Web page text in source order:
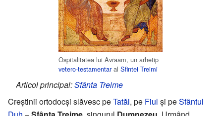
Ospitalitatea lui Avraam, un arhetip
vetero-testamentaral Sfintei Treimi
Articol principal:Sfânta Treime
Creștinii ortodocși slăvesc peTatăl, pe Fiul și peSfântul